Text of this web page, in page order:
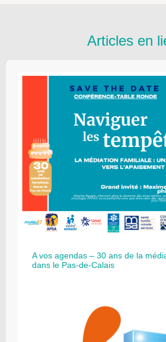
Articles en
A vos agendas – 30 ans de la
dans le Pas-de-Calais